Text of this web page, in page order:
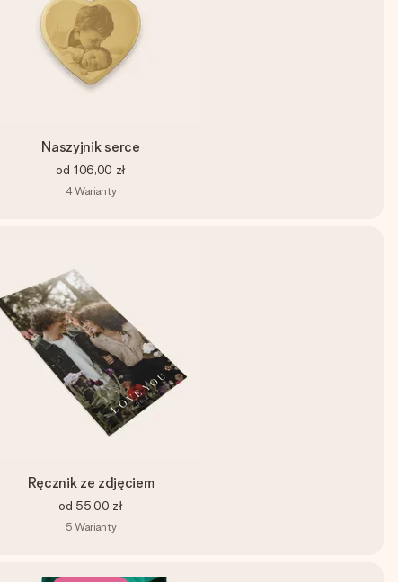
Naszyjnik serce
od 106,00 zł
4Warianty
Ręcznik ze zdjęciem
od 55,00 zł
5 Warianty